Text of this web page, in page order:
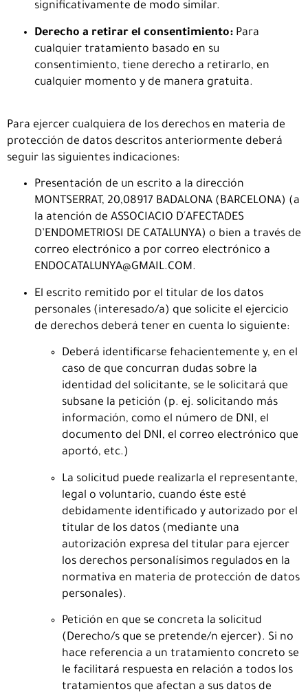
significativamente de modo similar.
Derecho a retirar el consentimiento: Para
cualquier tratamiento basado en su
consentimiento, tiene derecho a retirarlo, en
cualquier momento y de manera gratuita.
Para ejercer cualquiera de los derechos en materia de
protección de datos descritos anteriormente deberá
seguir las siguientes indicaciones:
Presentación de un escrito a la dirección
MONTSERRAT, 20,08917 BADALONA (BARCELONA) (a
la atención de ASSOCIACIO D´AFECTADES
D’ENDOMETRIOSI DE CATALUNYA) o bien a través de
correo electrónico a por correo electrónico a
ENDOCATALUNYA@GMAIL.COM.
El escrito remitido por el titular de los datos
personales (interesado/a) que solicite el ejercicio
de derechos deberá tener en cuenta lo siguiente:
Deberá identificarse fehacientemente y, en el
caso de que concurran dudas sobre la
identidad del solicitante, se le solicitará que
subsane la petición (p. ej. solicitando más
información, como el número de DNI, el
documento del DNI, el correo electrónico que
aportó, etc.)
La solicitud puede realizarla el representante,
legal o voluntario, cuando éste esté
debidamente identificado y autorizado por el
titular de los datos (mediante una
autorización expresa del titular para ejercer
los derechos personalísimos regulados en la
normativa en materia de protección de datos
personales).
Petición en que se concreta la solicitud
(Derecho/s que se pretende/n ejercer). Si no
hace referencia a un tratamiento concreto se
le facilitará respuesta en relación a todos los
tratamientos que afectan a sus datos de